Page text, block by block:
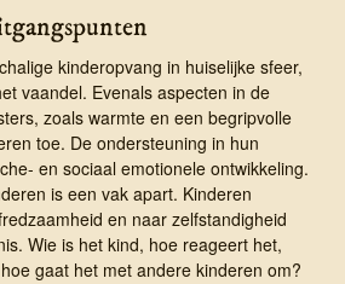
kinder­op­vang in huise­lijke sfeer,
vaandel. Evenals aspecten in de
zoals warmte en een begripvolle
toe. De ondersteuning in hun
en sociaal emotionele ontwikkeling.
is een vak apart. Kinderen
en naar zelfstandigheid
Wie is het kind, hoe reageert het,
gaat het met andere kinderen om?